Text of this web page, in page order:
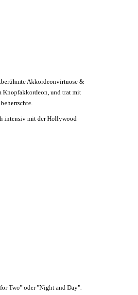
Akkordeonvirtuose &
Knopfakkordeon, und trat mit
intensiv mit der Hollywood-
Two" oder "Night and Day".